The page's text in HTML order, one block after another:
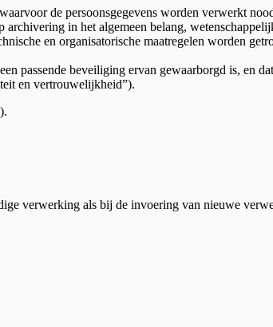
de persoonsgegevens worden verwerkt
archivering in het algemeen belang,
en organisatorische maatregelen worden
passende beveiliging ervan gewaarborgd is, en
en vertrouwelijkheid”).
verwerking als bij de invoering van nieuwe